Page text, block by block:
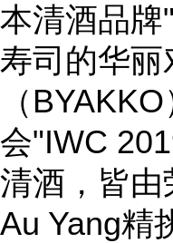
本清酒品
寿司的华
（
会"IWC
清酒，皆
Au Yang精